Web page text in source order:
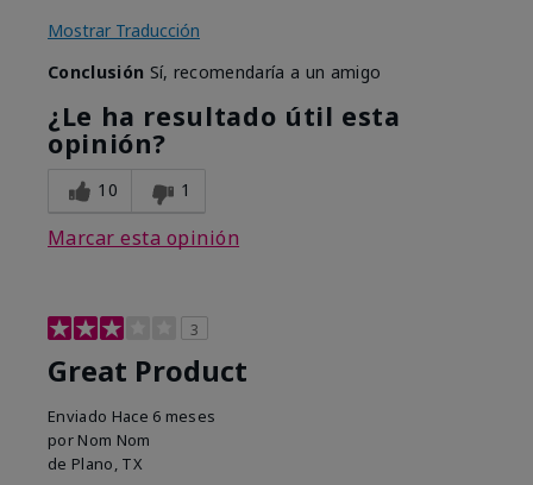
Mostrar Traducción
Conclusión Sí, recomendaría a un amigo
¿Le ha resultado útil esta
opinión?
10 1
Marcar esta opinión
3
Great Product
Enviado Hace 6 meses
por Nom Nom
de Plano, TX